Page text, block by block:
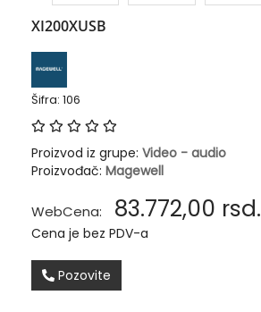
XI200XUSB
Šifra: 106
Proizvod iz grupe: Video - audio
Proizvođač: Magewell
WebCena: 83.772,00 rsd.
Cena je bez PDV-a
Pozovite